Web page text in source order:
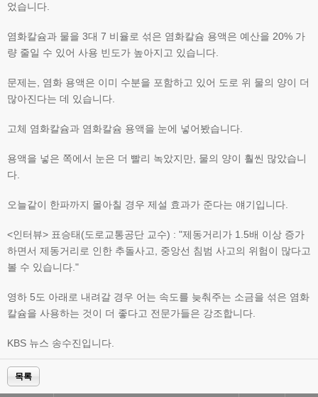
었습니다.
염화칼슘과 물을 3대 7 비율로 섞은 염화칼슘 용액은 예산을 20% 가
량 줄일 수 있어 사용 빈도가 높아지고 있습니다.
문제는, 염화 용액은 이미 수분을 포함하고 있어 도로 위 물의 양이 더
많아진다는 데 있습니다.
고체 염화칼슘과 염화칼슘 용액을 눈에 넣어봤습니다.
용액을 넣은 쪽에서 눈은 더 빨리 녹았지만, 물의 양이 훨씬 많았습니
다.
오늘같이 한파까지 몰아칠 경우 제설 효과가 준다는 얘기입니다.
<인터뷰> 표승태(도로교통공단 교수) : "제동거리가 1.5배 이상 증가
하면서 제동거리로 인한 추돌사고, 중앙선 침범 사고의 위험이 많다고
볼 수 있습니다."
영하 5도 아래로 내려갈 경우 어는 속도를 늦춰주는 소금을 섞은 염화
칼슘을 사용하는 것이 더 좋다고 전문가들은 강조합니다.
KBS 뉴스 송수진입니다.
목록